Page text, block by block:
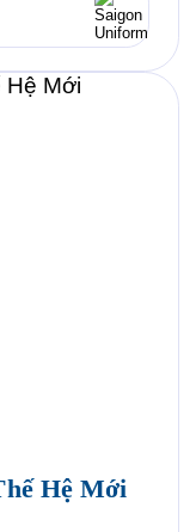
cũng là yếu
Hệ Mới